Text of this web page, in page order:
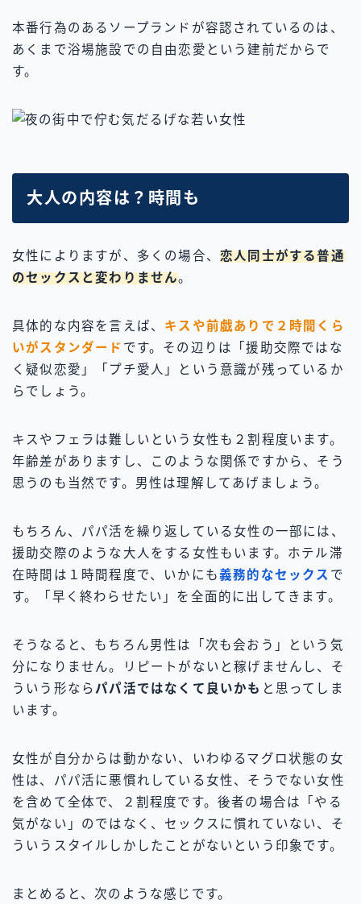
本番行為のあるソープランドが容認されているのは、
あくまで浴場施設での自由恋愛という建前だからで
す。
大人の内容は？時間も
女性によりますが、多くの場合、 恋人同士がする普通
のセックスと変わりません。
具体的な内容を言えば、 キスや前戯ありで２時間くら
いがスタンダード です。その辺りは「援助交際ではな
く疑似恋愛」「プチ愛人」という意識が残っているか
らでしょう。
キスやフェラは難しいという女性も２割程度います。
年齢差がありますし、このような関係ですから、そう
思うのも当然です。男性は理解してあげましょう。
もちろん、パパ活を繰り返している女性の一部には、
援助交際のような大人をする女性もいます。ホテル滞
在時間は１時間程度で、いかにも義務的なセックス で
す。「早く終わらせたい」を全面的に出してきます。
そうなると、もちろん男性は「次も会おう」という気
分になりません。リピートがないと稼げませんし、そ
ういう形なら パパ活ではなくて良いかも と思ってしま
います。
女性が自分からは動かない、いわゆるマグロ状態の女
性は、パパ活に悪慣れしている女性、そうでない女性
を含めて全体で、２割程度です。後者の場合は「やる
気がない」のではなく、セックスに慣れていない、そ
ういうスタイルしかしたことがないという印象です。
まとめると、次のような感じです。